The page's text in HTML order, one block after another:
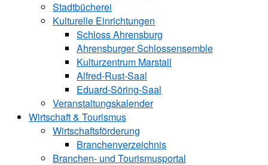
Stadtbücherei
Kulturelle Einrichtungen
Schloss Ahrensburg
Ahrensburger Schlossensemble
Kulturzentrum Marstall
Alfred-Rust-Saal
Eduard-Söring-Saal
Veranstaltungskalender
Wirtschaft & Tourismus
Wirtschaftsförderung
Branchenverzeichnis
Branchen- und Tourismusportal